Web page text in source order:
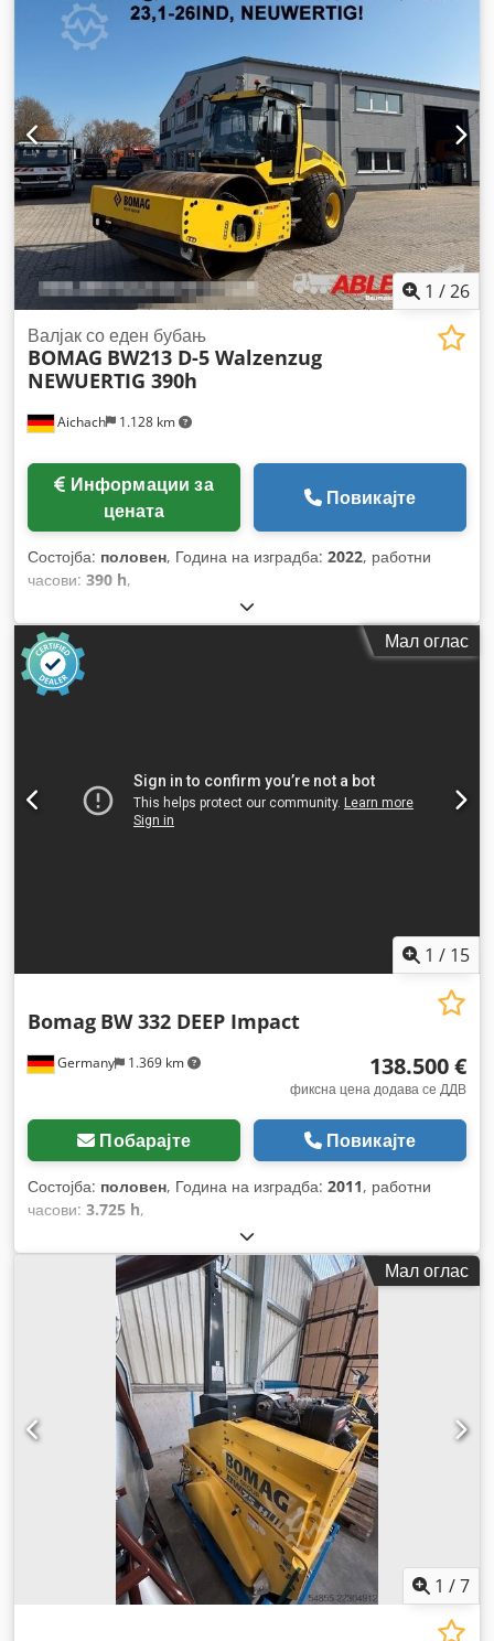
1 /26
Aichach 1.128 km
Валјак со еден бубањ
BOMAG BW213 D-5 Walzenzug
NEWUERTIG 390h
цената
Повикајте
Состојба: половен, Година на изградба: 2022, работни
часови: 390 h,
Мал оглас
1 / 15
Germany 1.369 km
Bomag BW 332 DEEP Impact
138.500 €
фиксна цена додава се ДДВ
Побарајте Повикајте
Состојба: половен, Година на изградба: 2011, работни
часови: 3.725 h,
Мал оглас
1 /7